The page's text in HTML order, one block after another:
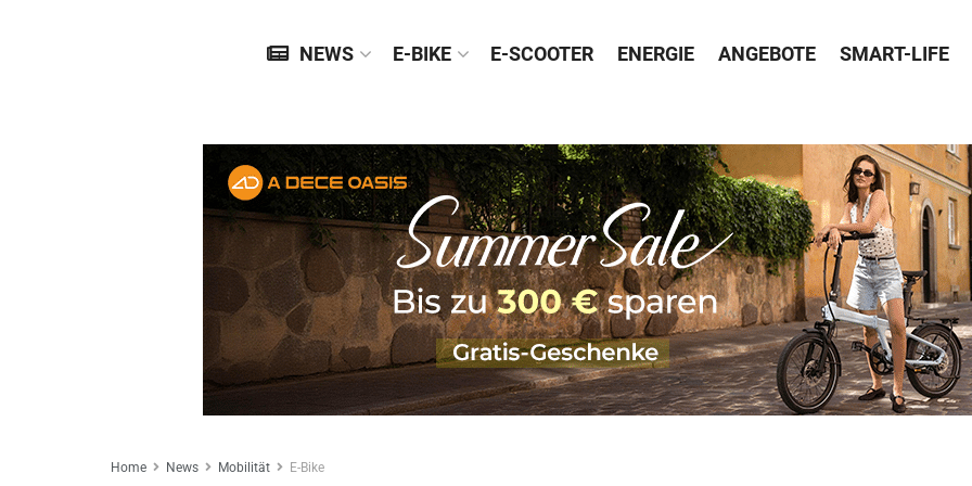
NEWS E-BIKE E-SCOOTER ENERGIE ANGEBOTE SMART-LIFE
Home News Mobilität E-Bike